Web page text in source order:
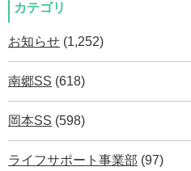
カテゴリ
お知らせ (1,252)
南郷SS (618)
岡本SS (598)
ライフサポート事業部 (97)